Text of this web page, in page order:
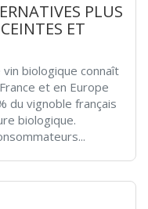
PLUS
ET
biologique connaît
et en Europe
du vignoble français
biologique.